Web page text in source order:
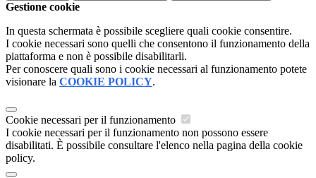
Gestione cookie
In questa schermata è possibile scegliere quali cookie consentire.
I cookie necessari sono quelli che consentono il funzionamento della
piattaforma e non è possibile disabilitarli.
Per conoscere quali sono i cookie necessari al funzionamento potete
visionare la COOKIE POLICY.
Cookie necessari per il funzionamento
I cookie necessari per il funzionamento non possono essere
disabilitati. È possibile consultare l'elenco nella pagina della cookie
policy.